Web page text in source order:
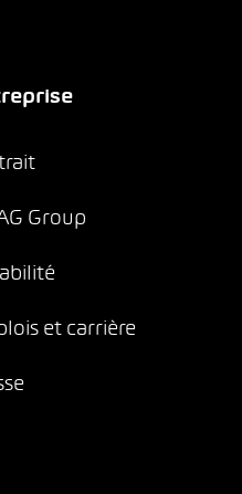
Group
et carrière